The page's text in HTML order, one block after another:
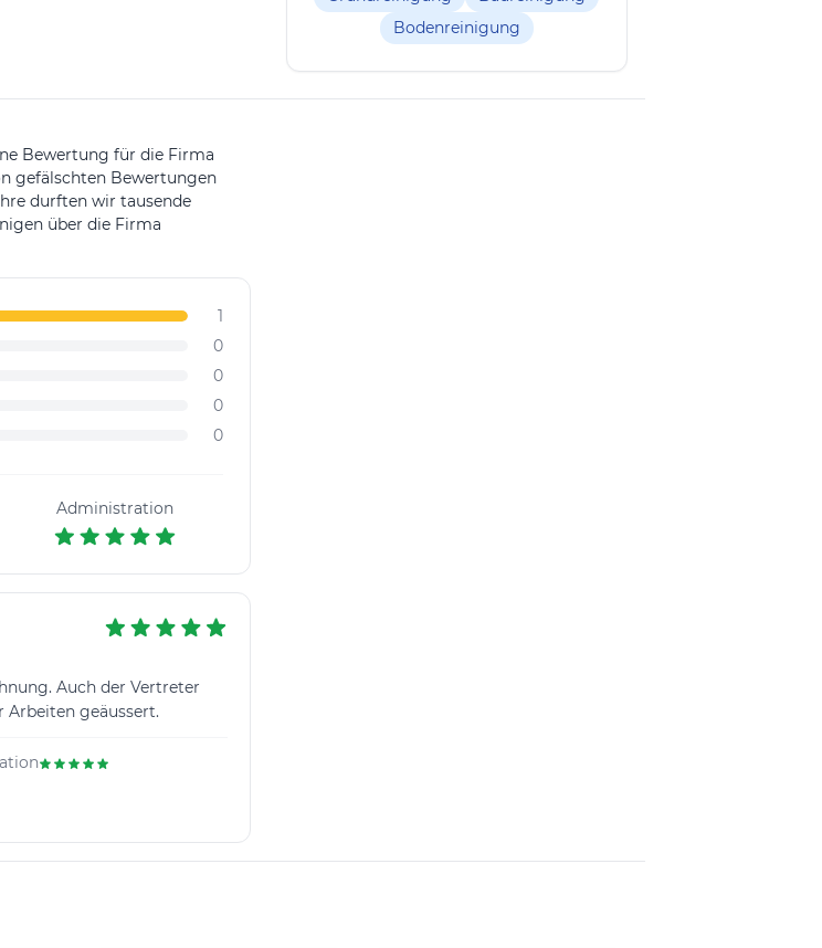
Bodenreinigung
Bewertung für die Firma
gefälschten Bewertungen
durften wir tausende
über die Firma
1
0
0
0
0
Administration
Auch der Vertreter
geäussert.